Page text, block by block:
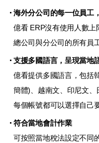
海外分公司的每一位員工
億看 ERP沒有使用人數上
總公司與分公司的所有員
支援多國語言，呈現當地
億看提供多國語言，包括
簡體)、越南文、印尼文、
每個帳號都可以選擇自己
符合當地會計作業
可按照當地稅法設定不同